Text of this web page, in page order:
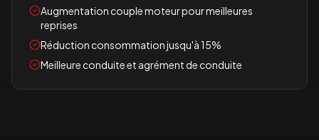
Augmentation couple moteur pour meilleures
reprises
Réduction consommation jusqu'à 15%
Meilleure conduite et agrément de conduite